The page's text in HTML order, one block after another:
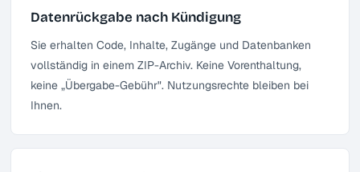
Datenrückgabe nach Kündigung
Sie erhalten Code, Inhalte, Zugänge und Datenbanken
vollständig in einem ZIP-Archiv. Keine Vorenthaltung,
keine „Übergabe-Gebühr". Nutzungsrechte bleiben bei
Ihnen.